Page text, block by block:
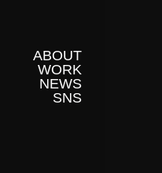
ABOUT
WORK
NEWS
SNS